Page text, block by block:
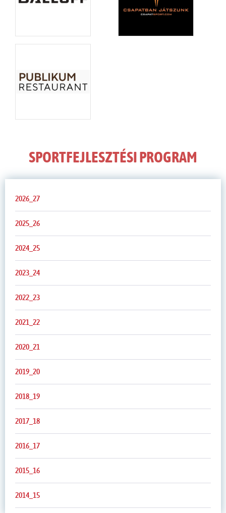
SPORTFEJLESZTÉSI PROGRAM
2026_27
2025_26
2024_25
2023_24
2022_23
2021_22
2020_21
2019_20
2018_19
2017_18
2016_17
2015_16
2014_15